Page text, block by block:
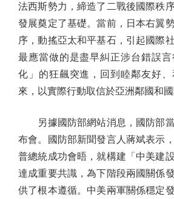
法西斯勢力，締造了二戰後國際秩
發展奠定了基礎。當前，日本右翼
序，動搖亞太和平基石，引起國際
最應當做的是盡早糾正涉台錯誤
化」的狂飆突進，回到睦鄰友好
來，以實際行動取信於亞洲鄰國和國
另據國防部網站消息，國防部當
布會。國防部新聞發言人蔣斌表示
普總統成功會晤，就構建「中美建
達成重要共識，為下階段兩國關係
供了根本遵循。中美兩軍關係穩定